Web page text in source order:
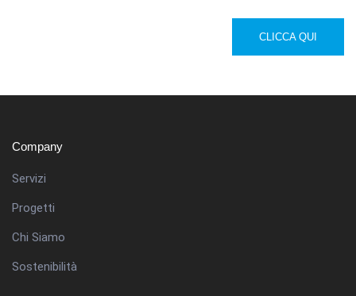
CLICCA QUI
Company
Servizi
Progetti
Chi Siamo
Sostenibilità